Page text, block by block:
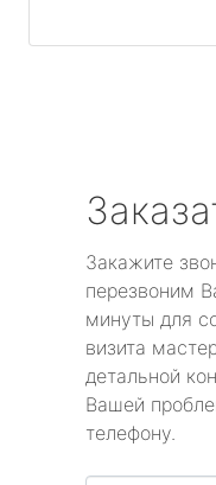
Закажите
перезвоним
минуты для
визита
детальной
Вашей
телефону.